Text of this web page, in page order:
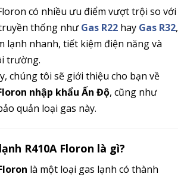
có nhiều ưu điểm vượt trội so với
thống như Gas R22 hay Gas R32,
lạnh nhanh, tiết kiệm điện năng và
trường.
chúng tôi sẽ giới thiệu cho bạn về
nhập khẩu Ấn Độ, cũng như
quản loại gas này.
R410A Floron là gì?
là một loại gas lạnh có thành